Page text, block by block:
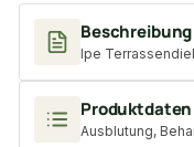
Beschreibung
Ipe
Produktdaten
Ausblutung,